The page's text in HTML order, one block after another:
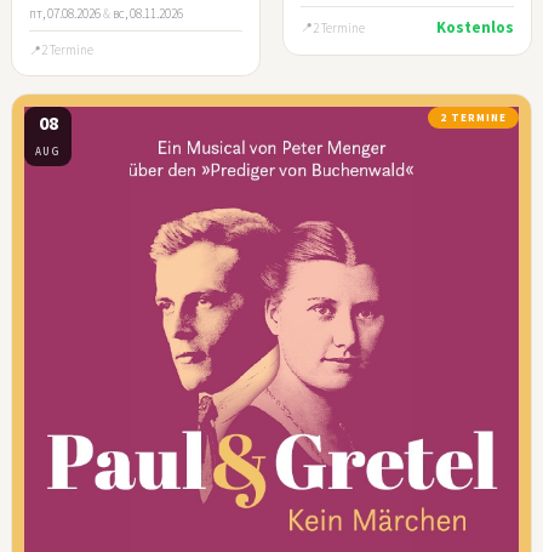
пт, 07.08.2026& вс, 08.11.2026
2 Termine
2 Termine Kostenlos
08
AUG
2 TERMINE